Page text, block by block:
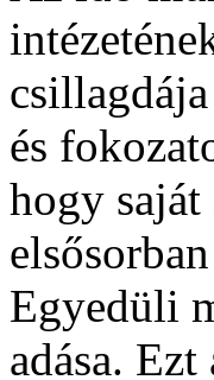
és
hogy saját
Egyedüli
adása.